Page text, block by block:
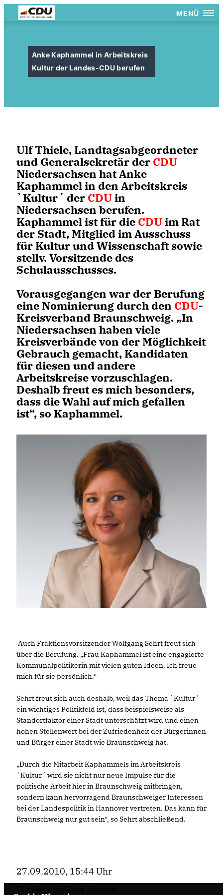
MENÜ
Anke Kaphammel in Arbeitskreis
Kultur der Landes-CDU berufen
Ulf Thiele, Landtagsabgeordneter
und Generalsekretär der CDU
Niedersachsen hat Anke
Kaphammel in den Arbeitskreis
`Kultur´ der CDUin
Niedersachsen berufen.
Kaphammel ist für die CDUim Rat
der Stadt, Mitglied im Ausschuss
für Kultur und Wissenschaft sowie
stellv. Vorsitzende des
Schulausschusses.
Vorausgegangen war der Berufung
eine Nominierung durch den CDU-
Kreisverband Braunschweig. „In
Niedersachsen haben viele
Kreisverbände von der Möglichkeit
Gebrauch gemacht, Kandidaten
für diesen und andere
Arbeitskreise vorzuschlagen.
Deshalb freut es mich besonders,
dass die Wahl auf mich gefallen
ist“, so Kaphammel.
Auch Fraktionsvorsitzender Wolfgang Sehrt freut sich
über die Berufung. „Frau Kaphammel ist eine engagierte
Kommunalpolitikerin mit vielen guten Ideen. Ich freue
mich für sie persönlich.“
Sehrt freut sich auch deshalb, weil das Thema `Kultur´
ein wichtiges Politikfeld ist, dass beispielsweise als
Standortfaktor einer Stadt unterschätzt wird und einen
hohen Stellenwert bei der Zufriedenheit der Bürgerinnen
und Bürger einer Stadt wie Braunschweig hat.
Durch die Mitarbeit Kaphammels im Arbeitskreis
`Kultur´ wird sie nicht nur neue Impulse für die
politische Arbeit hier in Braunschweig mitbringen,
sondern kann hervorragend Braunschweiger Interessen
bei der Landespolitik in Hannover vertreten. Das kann für
Braunschweig nur gut sein“, so Sehrt abschließend.
27.09.2010, 15:44 Uhr